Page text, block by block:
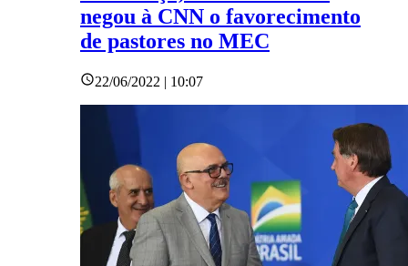
negou à CNN o favorecimento
de pastores no MEC
22/06/2022 | 10:07